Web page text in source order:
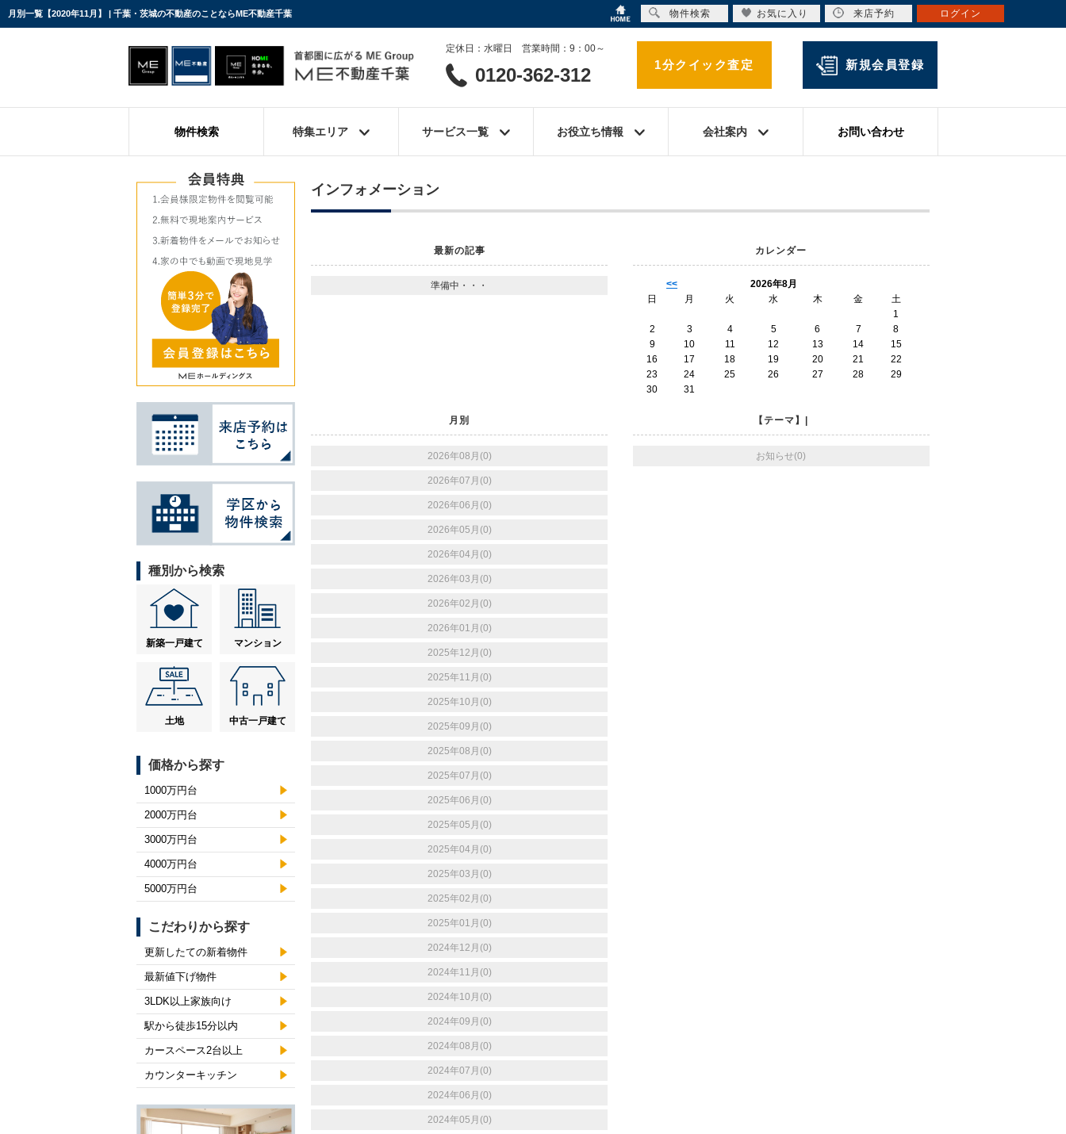
月別一覧【2020年11月】 | 千葉・茨城の不動産のことならME不動産千葉
定休日：水曜日 営業時間：9：00～
0120-362-312 1分クイック査定 新規会員登録
物件検索 特集エリア サービス一覧 お役立ち情報 会社案内 お問い合わせ
インフォメーション
最新の記事
準備中・・・
カレンダー
<<
2026年8月
日
月 火 水 木 金
土
1
2
3 4 5 6 7
8
9
10 11 12 13 14
15
16
17 18 19 20 21
22
23
24 25 26 27 28
29
30
31
月別
2026年08月(0)
2026年07月(0)
2026年06月(0)
2026年05月(0)
2026年04月(0)
2026年03月(0)
2026年02月(0)
2026年01月(0)
2025年12月(0)
2025年11月(0)
2025年10月(0)
2025年09月(0)
2025年08月(0)
2025年07月(0)
2025年06月(0)
2025年05月(0)
2025年04月(0)
2025年03月(0)
2025年02月(0)
2025年01月(0)
2024年12月(0)
2024年11月(0)
2024年10月(0)
2024年09月(0)
2024年08月(0)
2024年07月(0)
2024年06月(0)
2024年05月(0)
【テーマ】|
お知らせ(0)
種別から検索
新築一戸建て マンション
土地 中古一戸建て
価格から探す
1000万円台
2000万円台
3000万円台
4000万円台
5000万円台
こだわりから探す
更新したての新着物件
最新値下げ物件
3LDK以上家族向け
駅から徒歩15分以内
カースペース2台以上
カウンターキッチン
物件検索 お気に入り 来店予約 ログイン